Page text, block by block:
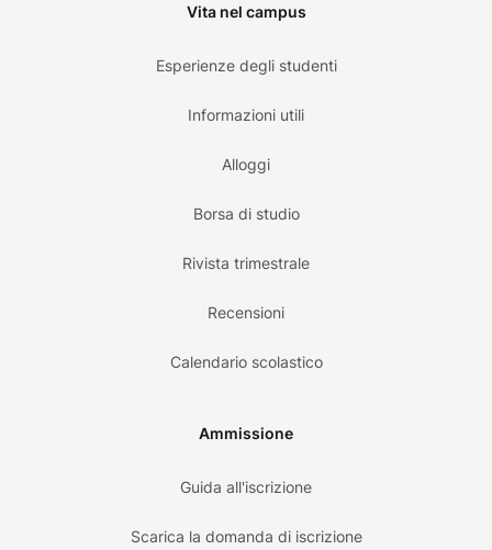
Vita nel campus
Esperienze degli studenti
Informazioni utili
Alloggi
Borsa di studio
Rivista trimestrale
Recensioni
Calendario scolastico
Ammissione
Guida all'iscrizione
Scarica la domanda di iscrizione